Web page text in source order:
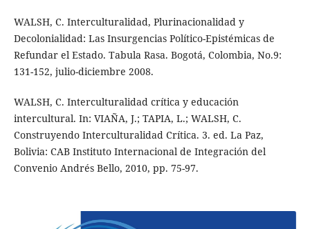
WALSH, C. Interculturalidad, Plurinacionalidad y
Decolonialidad: Las Insurgencias Político-Epistémicas de
Refundar el Estado. Tabula Rasa. Bogotá, Colombia, No.9:
131-152, julio-diciembre 2008.
WALSH, C. Interculturalidad crítica y educación
intercultural. In: VIAÑA, J.; TAPIA, L.; WALSH, C.
Construyendo Interculturalidad Crítica. 3. ed. La Paz,
Bolivia: CAB Instituto Internacional de Integración del
Convenio Andrés Bello, 2010, pp. 75-97.